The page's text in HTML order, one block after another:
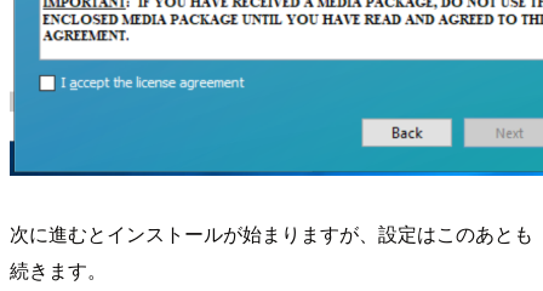
次に進むとインストールが始まりますが、設定はこのあとも
続きます。